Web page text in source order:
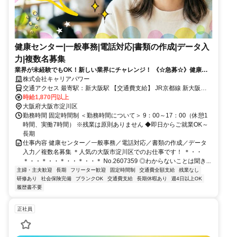
健康センター|一般事務|電話対応|書類の作成|データ入
力|複数名募集
業界が未経験でもOK！新しい業界にチャレンジ！ 《☆急募☆》健康セ
ンターの事務スタッフ◎高時給＠１８７０円◎
株式会社キャリアパワー
交通アクセス 最寄駅：新大阪駅 【交通費支給】 JR京都線 新大阪駅
徒歩7分 大阪メトロ御堂筋線 西中島南方駅 徒歩15分 阪急宝塚線 三国
駅 バス12分
時給1,870円以上
大阪府大阪市淀川区
勤務時間 固定時間制 ＜勤務時間について＞ 9：00～17：00（休憩1
時間、実働7時間） ※残業は原則ありません ◆即日からご就業OK～
長期
仕事内容 健康センター／一般事務／電話対応／書類の作成／データ
入力／複数名募集 ＊人気の大阪市淀川区でのお仕事です！ ＊・・
＊・・＊・・＊・・＊・・＊ No.2607359 ◎わからないことは聞き...
主婦・主夫歓迎 長期 フリーター歓迎 固定時間制 交通費全額支給
残業なし
研修あり
社会保険完備 ブランクOK 交通費支給 長期休暇あり
週4日以上OK
履歴書不要
正社員